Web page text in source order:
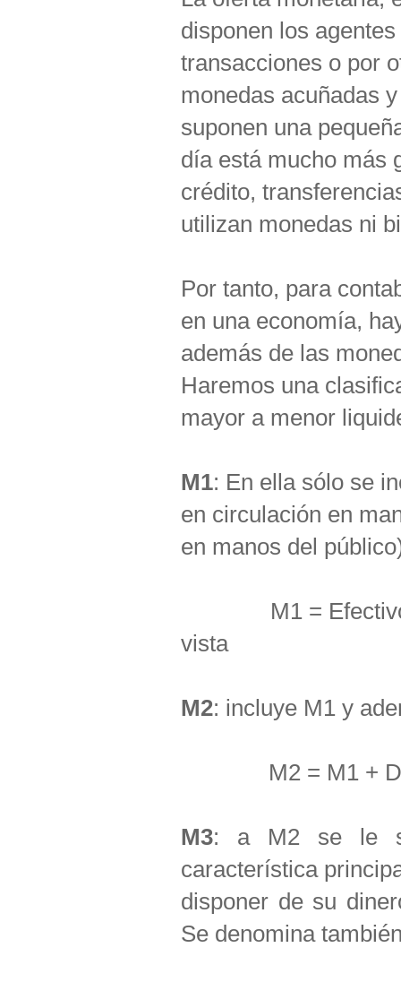
disponen los
transacciones o por
monedas acuñadas
suponen una
día está mucho más
crédito,
utilizan monedas ni
Por tanto, para
en una economía,
además de las
Haremos una
mayor a menor
M1: En ella sólo se
en circulación en
en manos del
M1 = Efectivo en
vista
M2: incluye M1 y
M2 = M1 +
M3: a M2 se le
característica
disponer de su
Se denomina